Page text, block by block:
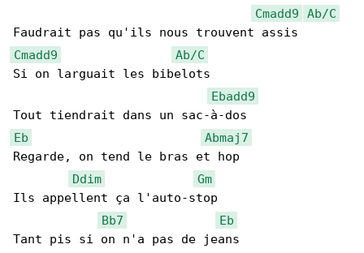
Cmadd9
Ab/C
Cmadd9
Ab/C
Si on larguait les bibelots
Ebadd9
Eb
Abmaj7
Regarde, on tend le bras et hop
Ddim
Gm
Ils appellent ça l'auto-stop
Bb7
Eb
Tant pis si on n'a pas de jeans